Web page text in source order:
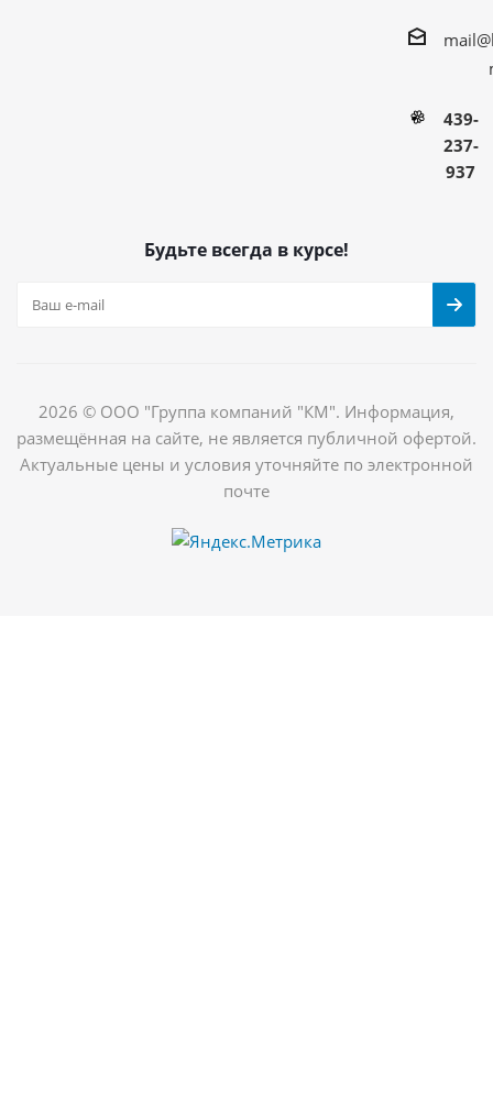
439-
237-
937
Будьте всегда в курсе!
2026 © ООО "Группа компаний "КМ". Информация,
размещённая на сайте, не является публичной офертой.
Актуальные цены и условия уточняйте по электронной
почте